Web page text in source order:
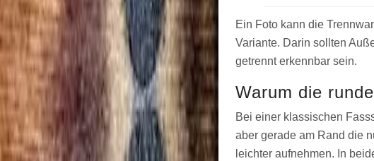
Ein Foto kann die
Variante. Darin sollten
getrennt erkennbar sein.
Warum die
Bei einer klassischen
aber gerade am Rand die
leichter aufnehmen. In